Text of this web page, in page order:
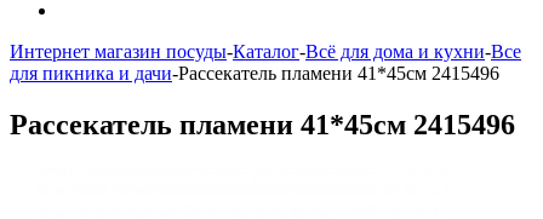
Интернет магазин посуды-Каталог-Всё для дома и кухни-Все
для пикника и дачи-Рассекатель пламени 41*45см 2415496
Рассекатель пламени 41*45см 2415496